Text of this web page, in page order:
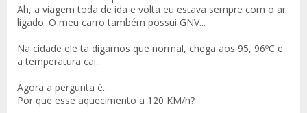
Ah, a viagem toda de ida e volta eu estava sempre com o ar
ligado. O meu carro também possui GNV...
Na cidade ele ta digamos que normal, chega aos 95, 96ºC e
a temperatura cai...
Agora a pergunta é...
Por que esse aquecimento a 120 KM/h?